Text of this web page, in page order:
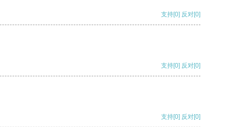
支持[0] 反对[0]
支持[0] 反对[0]
支持[0] 反对[0]